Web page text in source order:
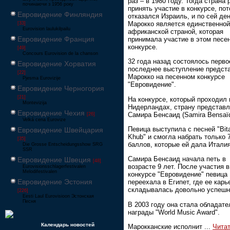
починаючи з 1956 року
Евровидение Финляндия
[33]
Eurovision laulukilpailu
Евровидение Франция
[49]
Concours Eurovision de la chanson
Евровидение Хорватия
[22]
Pjesma Eurovizije
Евровидение Черногория
[21]
Montevizija
Евровидение Чехия [26]
Velká cena Eurovize
Евровидение Швейцария
[35]
Die Grosse Entscheidungsshow SRG
SSR
Евровидение Швеция [48]
Eurovisionsschlagerfestivalen
Melodifestivalen
Евровидение Эстония
[226]
Eesti Laul Eurovisioon Эстонская
Песня
Календарь новостей
принять участие в конкурсе,
отказался Израиль, и по сей
Марокко является единственной
африканской страной, которая
принимала участие в этом
конкурсе.
32 года назад состоялось
последнее выступление
Марокко на песенном конкурсе
"Евровидение".
На конкурсе, который проходил
Нидерландах, страну
Самира Бенсаид (Samira
Певица выступила с песней
Khub" и смогла набрать только
баллов, которые ей дала
Самира Бенсаид начала петь в
возрасте 9 лет. После участия в
конкурсе "Евровидение" певица
переехала в Египет, где ее
складывалась довольно
В 2003 году она стала
награды "World Music Award".
Марокканские исполнит ...